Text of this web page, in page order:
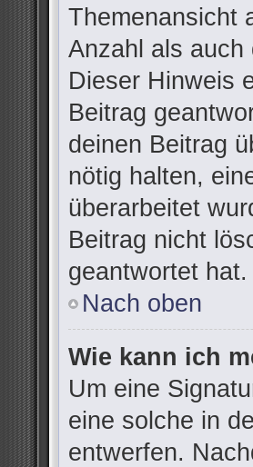
Themenansicht
Anzahl als auch
Dieser Hinweis
Beitrag
deinen Beitrag
nötig halten,
überarbeitet
Beitrag nicht
geantwortet hat.
Nach oben
Wie kann ich
Um eine
eine solche in
entwerfen.